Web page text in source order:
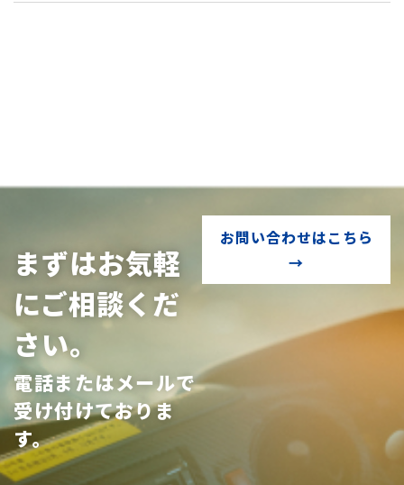
まずはお気軽
にご相談くだ
さい。
電話またはメールで
受け付けておりま
す。
お問い合わせはこちら
→